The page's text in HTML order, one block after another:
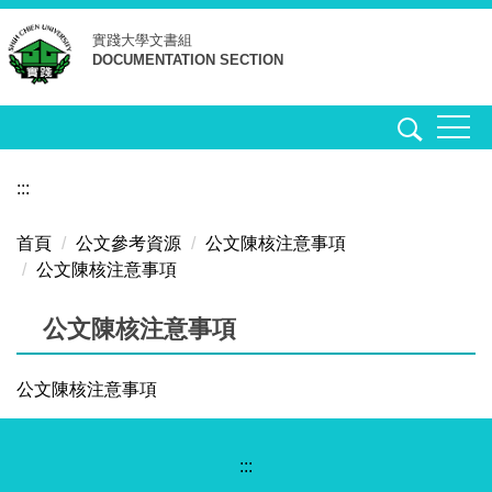
跳
到
主
要
區
實踐大學文書組
DOCUMENTATION SECTION
:::
首頁 公文參考資源
公文陳核注意事項
公文陳核注意事項
公文陳核注意事項
公文陳核注意事項
:::